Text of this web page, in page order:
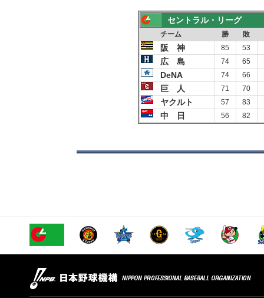
セントラル・リーグ
チーム 勝 敗
阪 神 85 53
広 島 74 65
DeNA 74 66
巨 人 71 70
ヤクルト 57 83
中 日 56 82